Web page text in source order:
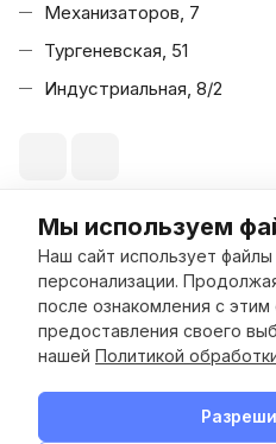
Мы используем
Наш сайт использует
персонализации.
после ознакомления с
предоставления своего
нашей Политикой В
Механизаторов, 7
Тургеневская, 51
Индустриальная, 8/2
© 2026 Море Сантехники
Конфиденциальность
Разработано в